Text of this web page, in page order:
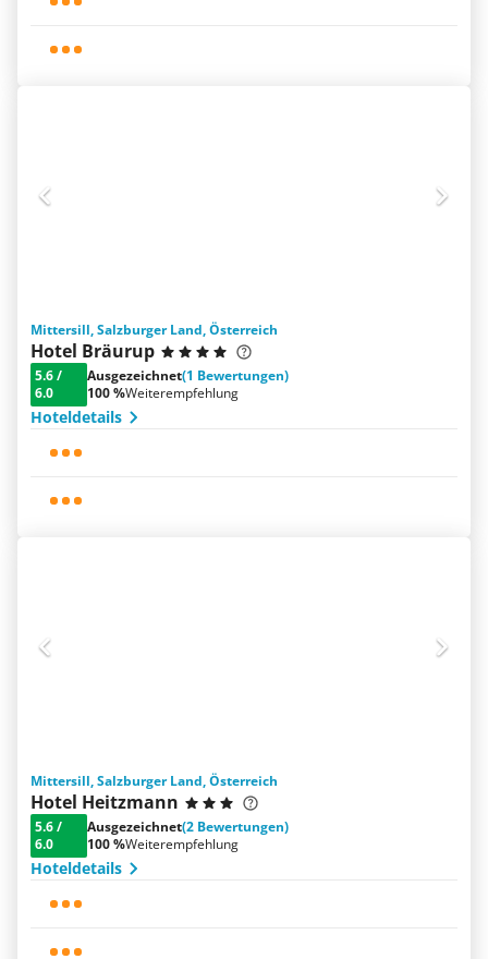
Mittersill, Salzburger Land, Österreich
Hotel Bräurup
5.6/
6.0
Ausgezeichnet(1 Bewertungen)
100 %Weiterempfehlung
Hoteldetails
Mittersill, Salzburger Land, Österreich
Hotel Heitzmann
5.6/
6.0
Ausgezeichnet(2 Bewertungen)
100 %Weiterempfehlung
Hoteldetails